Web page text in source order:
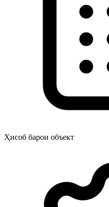
Ҳисоб барои объект